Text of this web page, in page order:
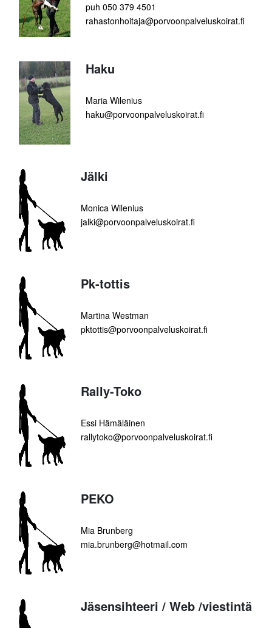
puh 050 379 4501
rahastonhoitaja@porvoonpalveluskoirat.fi
Haku
Maria Wilenius
haku@porvoonpalveluskoirat.fi
Jälki
Monica Wilenius
jalki@porvoonpalveluskoirat.fi
Pk-tottis
Martina Westman
pktottis@porvoonpalveluskoirat.fi
Rally-Toko
Essi Hämäläinen
rallytoko@porvoonpalveluskoirat.fi
PEKO
Mia Brunberg
mia.brunberg@hotmail.com
Jäsensihteeri / Web /viestintä